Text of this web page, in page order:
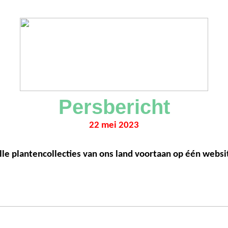
Persbericht
22 mei 2023
plantencollecties van ons land voortaan op één